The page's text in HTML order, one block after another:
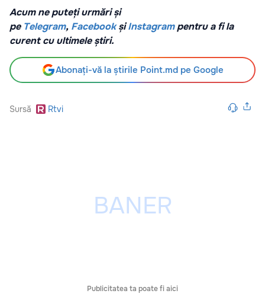
Acum ne puteți urmări și
pe Telegram, Facebook șiInstagrampentru a fi la
curent cu ultimele știri.
Abonați-vă la știrile Point.md pe Google
Sursă Rtvi
Publicitatea ta poate fi aici